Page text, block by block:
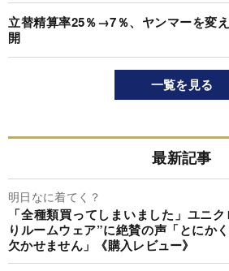
立替精算率25％→7％、ヤンマーを変
開
一覧を見る
最新記事
明日なに着てく？
「全種類買ってしまいました」ユニ
りルームウェア”に絶賛の声「とにか
欠かせません」《購入レビュー》